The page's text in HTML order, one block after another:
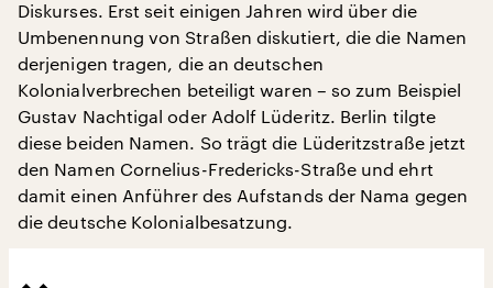
Diskurses. Erst seit einigen Jahren wird über die
Umbenennung von Straßen diskutiert, die die Namen
derjenigen tragen, die an deutschen
Kolonialverbrechen beteiligt waren – so zum Beispiel
Gustav Nachtigal oder Adolf Lüderitz. Berlin tilgte
diese beiden Namen. So trägt die Lüderitzstraße jetzt
den Namen Cornelius-Fredericks-Straße und ehrt
damit einen Anführer des Aufstands der Nama gegen
die deutsche Kolonialbesatzung.